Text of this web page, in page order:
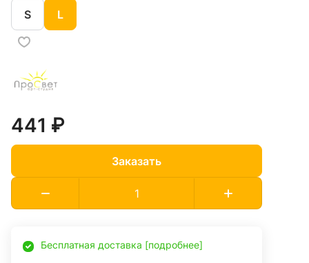
S L
441 ₽
Заказать
Бесплатная доставка [подробнее]